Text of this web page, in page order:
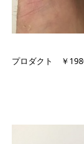
プロダクト ￥